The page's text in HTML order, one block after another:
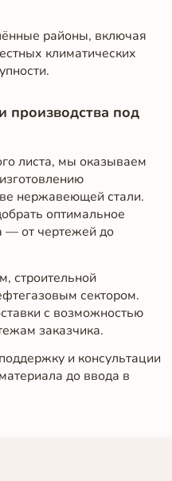
районы, включая
климатических
производства под
листа, мы оказываем
нержавеющей стали.
оптимальное
— от чертежей до
строительной
сектором.
с возможностью
заказчика.
и консультации
до ввода в